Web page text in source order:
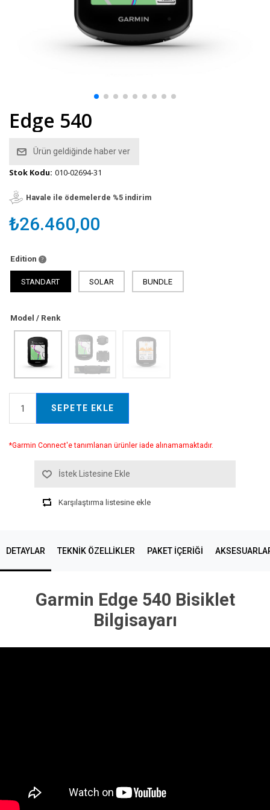
Edge 540
Ürün geldiğinde haber ver
Stok Kodu: 010-02694-31
Havale ile ödemelerde %5 indirim
₺26.460,00
Edition
STANDART SOLAR BUNDLE
Model / Renk
SEPETE EKLE
*Garmin Connect'e tanımlanan ürünler iade alınamamaktadır.
İstek Listesine Ekle
Karşılaştırma listesine ekle
DETAYLAR TEKNIK ÖZELLIKLER PAKET İÇERİĞİ
Garmin Edge 540 Bisiklet
Bilgisayarı